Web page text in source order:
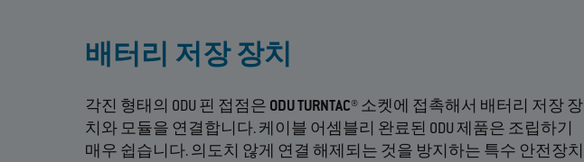
배터리 저장 장치
각진 형태의 ODU 핀 접점은 ODU TURNTAC® 소켓에 접촉해서 배터리 저장 장
치와 모듈을 연결합니다. 케이블 어셈블리 완료된 ODU 제품은 조립하기
매우 쉽습니다. 의도치 않게 연결 해제되는 것을 방지하는 특수 안전장치